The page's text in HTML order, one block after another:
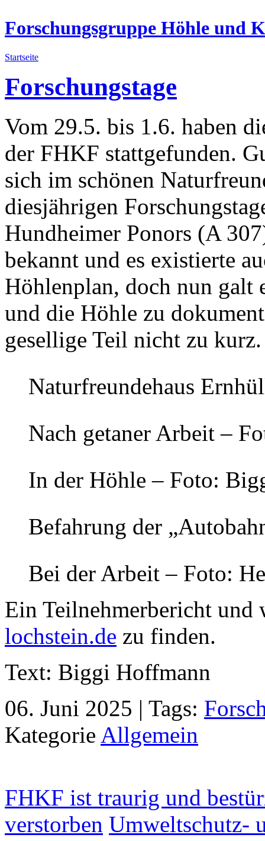
Forschungsgruppe Höhle und
Startseite
Forschungstage
Vom 29.5. bis 1.6. haben
der FHKF stattgefunden.
sich im schönen
diesjährigen
Hundheimer Ponors (A
bekannt und es existierte
Höhlenplan, doch nun galt
und die Höhle zu
gesellige Teil nicht zu kurz.
Naturfreundehaus
Nach getaner Arbeit –
In der Höhle – Foto:
Befahrung der
Bei der Arbeit – Foto:
Ein Teilnehmerbericht und
lochstein.de zu finden.
Text: Biggi Hoffmann
06. Juni 2025 | Tags:
Kategorie Allgemein
FHKF ist traurig und
verstorben Umweltschutz-